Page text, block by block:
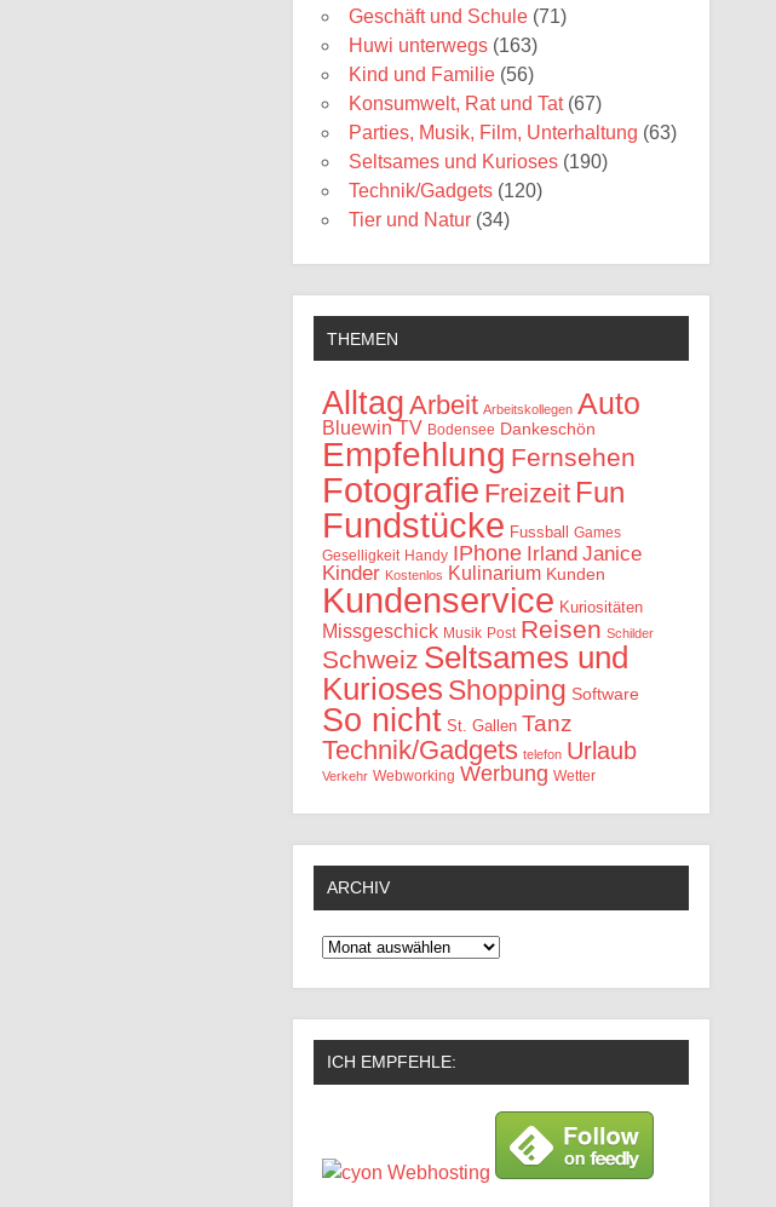
Geschäft und Schule (71)
Huwi unterwegs (163)
Kind und Familie (56)
Konsumwelt, Rat und Tat(67)
Parties, Musik, Film, Unterhaltung (63)
Seltsames und Kurioses (190)
Technik/Gadgets (120)
Tier und Natur (34)
THEMEN
Alltag Arbeit Arbeitskollegen Auto
Bluewin TV Bodensee Dankeschön
Empfehlung Fernsehen
Fotografie Freizeit Fun
Fundstücke Fussball Games
Geselligkeit Handy IPhone Irland Janice
Kinder Kostenlos Kulinarium Kunden
Kundenservice Kuriositäten
Missgeschick Musik Post Reisen Schilder
Schweiz Seltsames und
Kurioses Shopping Software
So nicht St. Gallen Tanz
Technik/Gadgets telefon Urlaub
Verkehr Webworking Werbung Wetter
ARCHIV
Archiv
ICH EMPFEHLE: